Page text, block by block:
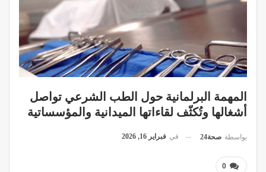
المهمة البرلمانية حول الطب الشرعي تواصل
أشغالها وتُكثّف لقاءاتها الميدانية والمؤسساتية
بواسطة صحة24 في فبراير 16, 2026
0